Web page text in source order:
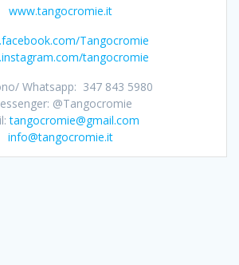
www.tangocromie.it
Tangocromie
tangocromie
Whatsapp: 347 843 5980
@Tangocromie
tangocromie@gmail.com
info@tangocromie.it